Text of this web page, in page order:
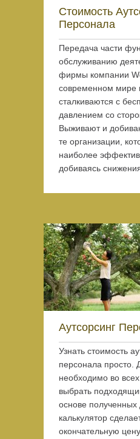
Стоимость
Персонала
Передача части
обслуживанию
фирмы компании
современном мире
сталкиваются с
давлением со
Выживают и
те организации,
наиболее
добиваясь
Аутсорсинг
Узнать стоимость
персонала просто.
необходимо во
выбрать
основе
калькулятор
окончательную